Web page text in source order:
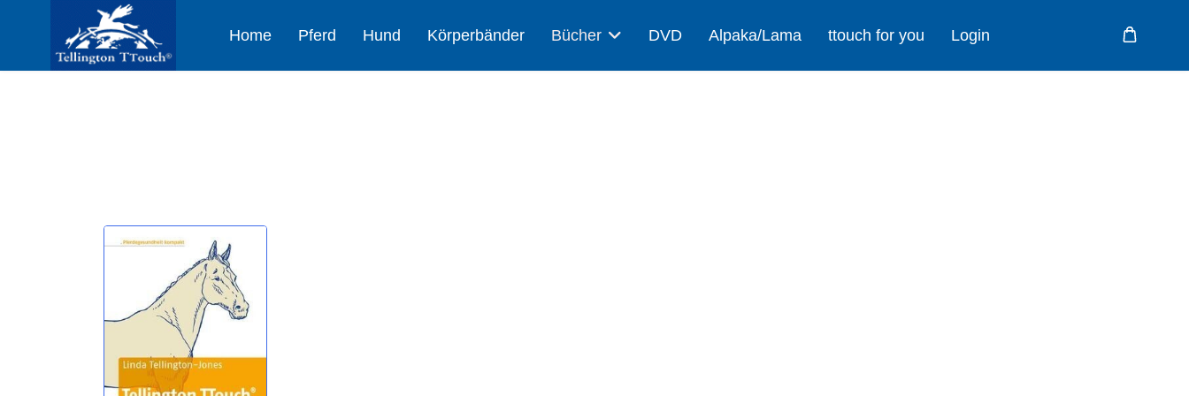
Home Pferd Hund Körperbänder Bücher DVD Alpaka/Lama ttouch for you Login